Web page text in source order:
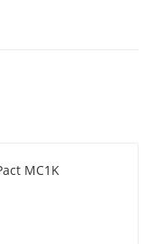
MC1K